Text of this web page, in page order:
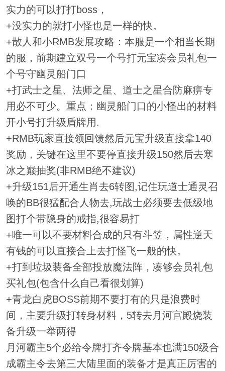
实力的可以打打boss，
+没实力的就打小怪也是一样的快。
+散人和小RMB发展攻略：本服是一个相当长期
的服，前期建立双号一个号打元宝凑会员礼包一
个号守幽灵船门口
+打武士之星、法师之星、道士之星合防麻痹专
用必不可少。重点：幽灵船门口的小怪出的材料
开小号打升级盾牌用.
+RMB玩家直接领回馈然后元宝升级直接拿140
奖励，关键在这里不要停直接升级150然后去寒
冰之巅抽奖(非RMB绝不建议)
+升级151后开通生肖去6转图,记住玩道士通灵召
唤的BB很猛配合人物去,玩战士必须要去低级地
图打个带隐身的戒指,很容易打
+唯一可以不要材料合成的只有斗笠，属性逆天
有钱的可以直接合上去打怪飞一般的快。
+打到垃圾装备全部投放魔法阵，凑够会员礼包
买礼包(包含什么自己看很划算)
+青龙白虎BOSS前期不要打有的只是浪费时
间，主要升级打转身材料，5转去月河宫殿烧装
备升级一举两得
月河霸主5个必给令牌打齐令牌基本也满150级合
成霸主令去第三大陆里面的装备才是真正厉害的